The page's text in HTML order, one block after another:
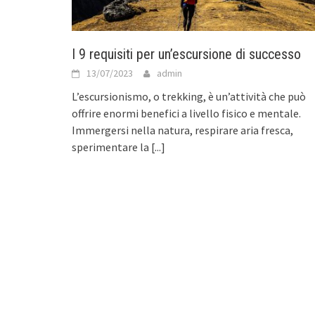
I 9 requisiti per un’escursione di successo
13/07/2023 admin
L’escursionismo, o trekking, è un’attività che può
offrire enormi benefici a livello fisico e mentale.
Immergersi nella natura, respirare aria fresca,
sperimentare la [...]